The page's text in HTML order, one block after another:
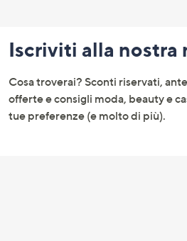
menu
e
informazioni
Iscriviti alla nostra
Cosa troverai? Sconti riservati,
offerte e consigli moda, beauty e
tue preferenze (e molto di più).